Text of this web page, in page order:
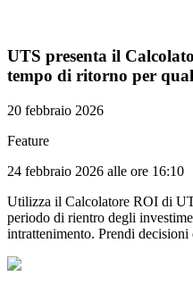
UTS presenta il
tempo di ritorno per
20 febbraio 2026
Feature
24 febbraio 2026 alle ore 16:10
Utilizza il Calcolatore ROI di
periodo di rientro degli
intrattenimento. Prendi